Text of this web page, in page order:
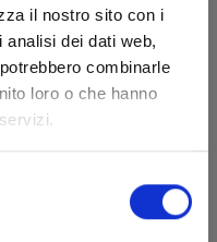
il nostro sito con i
dei dati web,
combinarle
loro o che hanno